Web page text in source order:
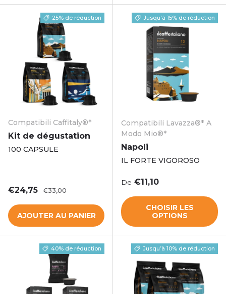
25% de réduction
Compatibili Caffitaly®*
Kit de dégustation
100 CAPSULE
Prix soldé
€24,75 Prix habituel
€33,00
AJOUTER AU PANIER
Jusqu’à 15% de réduction
Compatibili Lavazza®* A
Modo Mio®*
Napoli
IL FORTE VIGOROSO
Prix habituel
De €11,10
CHOISIR LES
OPTIONS
40% de réduction Jusqu’à 10% de réduction